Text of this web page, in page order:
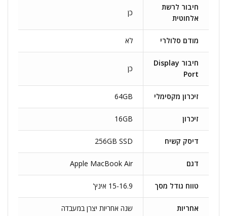
חיבור לרשת
אלחוטית
כן
מודם סלולרי לא
חיבור Display
Port
כן
זיכרון מקסימלי 64GB
זיכרון 16GB
דיסק קשיח 256GB SSD
דגם Apple MacBook Air
טווח גודל מסך 15-16.9 אינץ'
אחריות שנה אחריות יצרן במעבדה